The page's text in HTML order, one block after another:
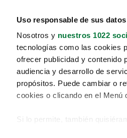
Uso responsable de sus datos
Nosotros y nuestros 1022
tecnologías como las cookies
ofrecer publicidad y contenido
audiencia y desarrollo de
propósitos. Puede cambiar o
cookies o clicando en el Menú
Si lo permite, también